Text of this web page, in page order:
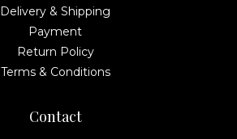
Delivery & Shipping
Payment
Return Policy
Terms & Conditions
Contact